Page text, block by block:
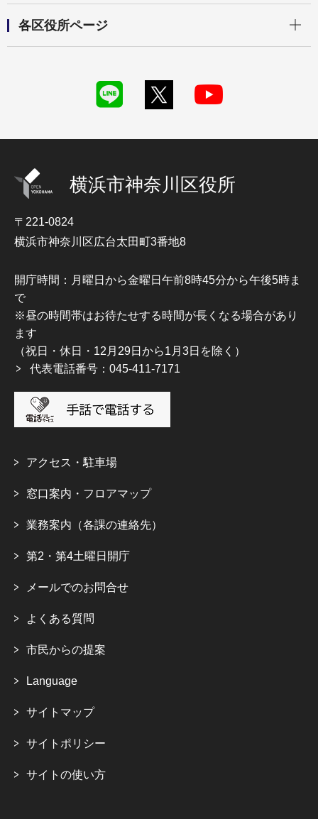
各区役所ページ
横浜市神奈川区役所
〒221-0824
横浜市神奈川区広台太田町3番地8
開庁時間：月曜日から金曜日午前8時45分から午後5時ま
で
※昼の時間帯はお待たせする時間が長くなる場合があり
ます
（祝日・休日・12月29日から1月3日を除く）
代表電話番号：045-411-7171
アクセス・駐車場
窓口案内・フロアマップ
業務案内（各課の連絡先）
第2・第4土曜日開庁
メールでのお問合せ
よくある質問
市民からの提案
Language
サイトマップ
サイトポリシー
サイトの使い方